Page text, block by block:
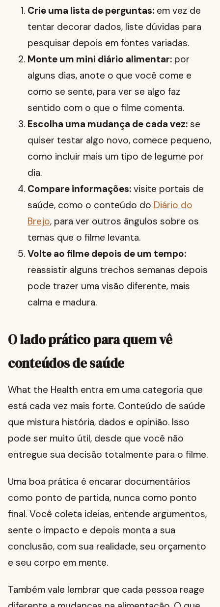
Crie uma lista de perguntas: em vez de
tentar decorar dados, liste dúvidas para
pesquisar depois em fontes variadas.
Monte um mini diário alimentar: por
alguns dias, anote o que você come e
como se sente, para ver se algo faz
sentido com o que o filme comenta.
Escolha uma mudança de cada vez: se
quiser testar algo novo, comece pequeno,
como incluir mais um tipo de legume por
dia.
Compare informações: visite portais de
saúde, como o conteúdo do Diário do
Brejo, para ver outros ângulos sobre os
temas que o filme levanta.
Volte ao filme depois de um tempo:
reassistir alguns trechos semanas depois
pode trazer uma visão diferente, mais
calma e madura.
O lado prático para quem vê
conteúdos de saúde
What the Health entra em uma categoria que
está cada vez mais forte. Conteúdo de saúde
que mistura história, dados e opinião. Isso
pode ser muito útil, desde que você não
entregue sua decisão totalmente para o filme.
Uma boa prática é encarar documentários
como ponto de partida, nunca como ponto
final. Você coleta ideias, entende argumentos,
sente o impacto e depois monta a sua
conclusão, com sua realidade, seu orçamento
e seu corpo em mente.
Também vale lembrar que cada pessoa reage